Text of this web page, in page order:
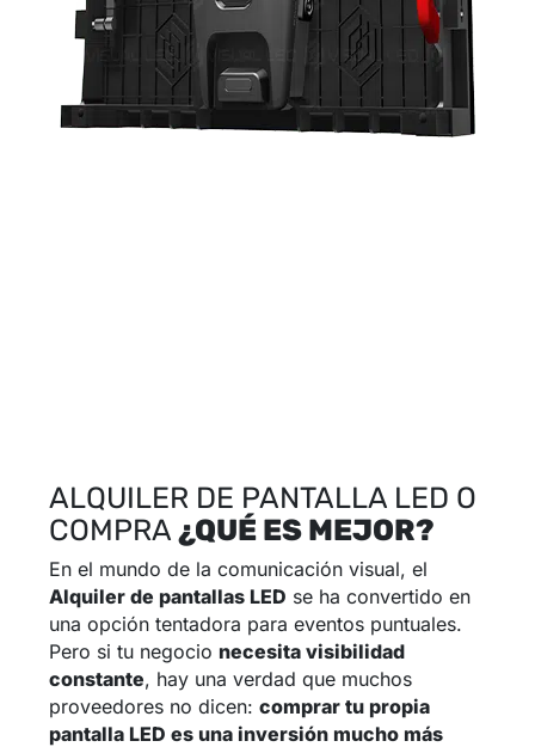
ALQUILER DE PANTALLA LED O
COMPRA ¿QUÉ ES MEJOR?
En el mundo de la comunicación visual, el
Alquiler de pantallas LED se ha convertido en
una opción tentadora para eventos puntuales.
Pero si tu negocio necesita visibilidad
constante, hay una verdad que muchos
proveedores no dicen: comprar tu propia
pantalla LED es una inversión mucho más